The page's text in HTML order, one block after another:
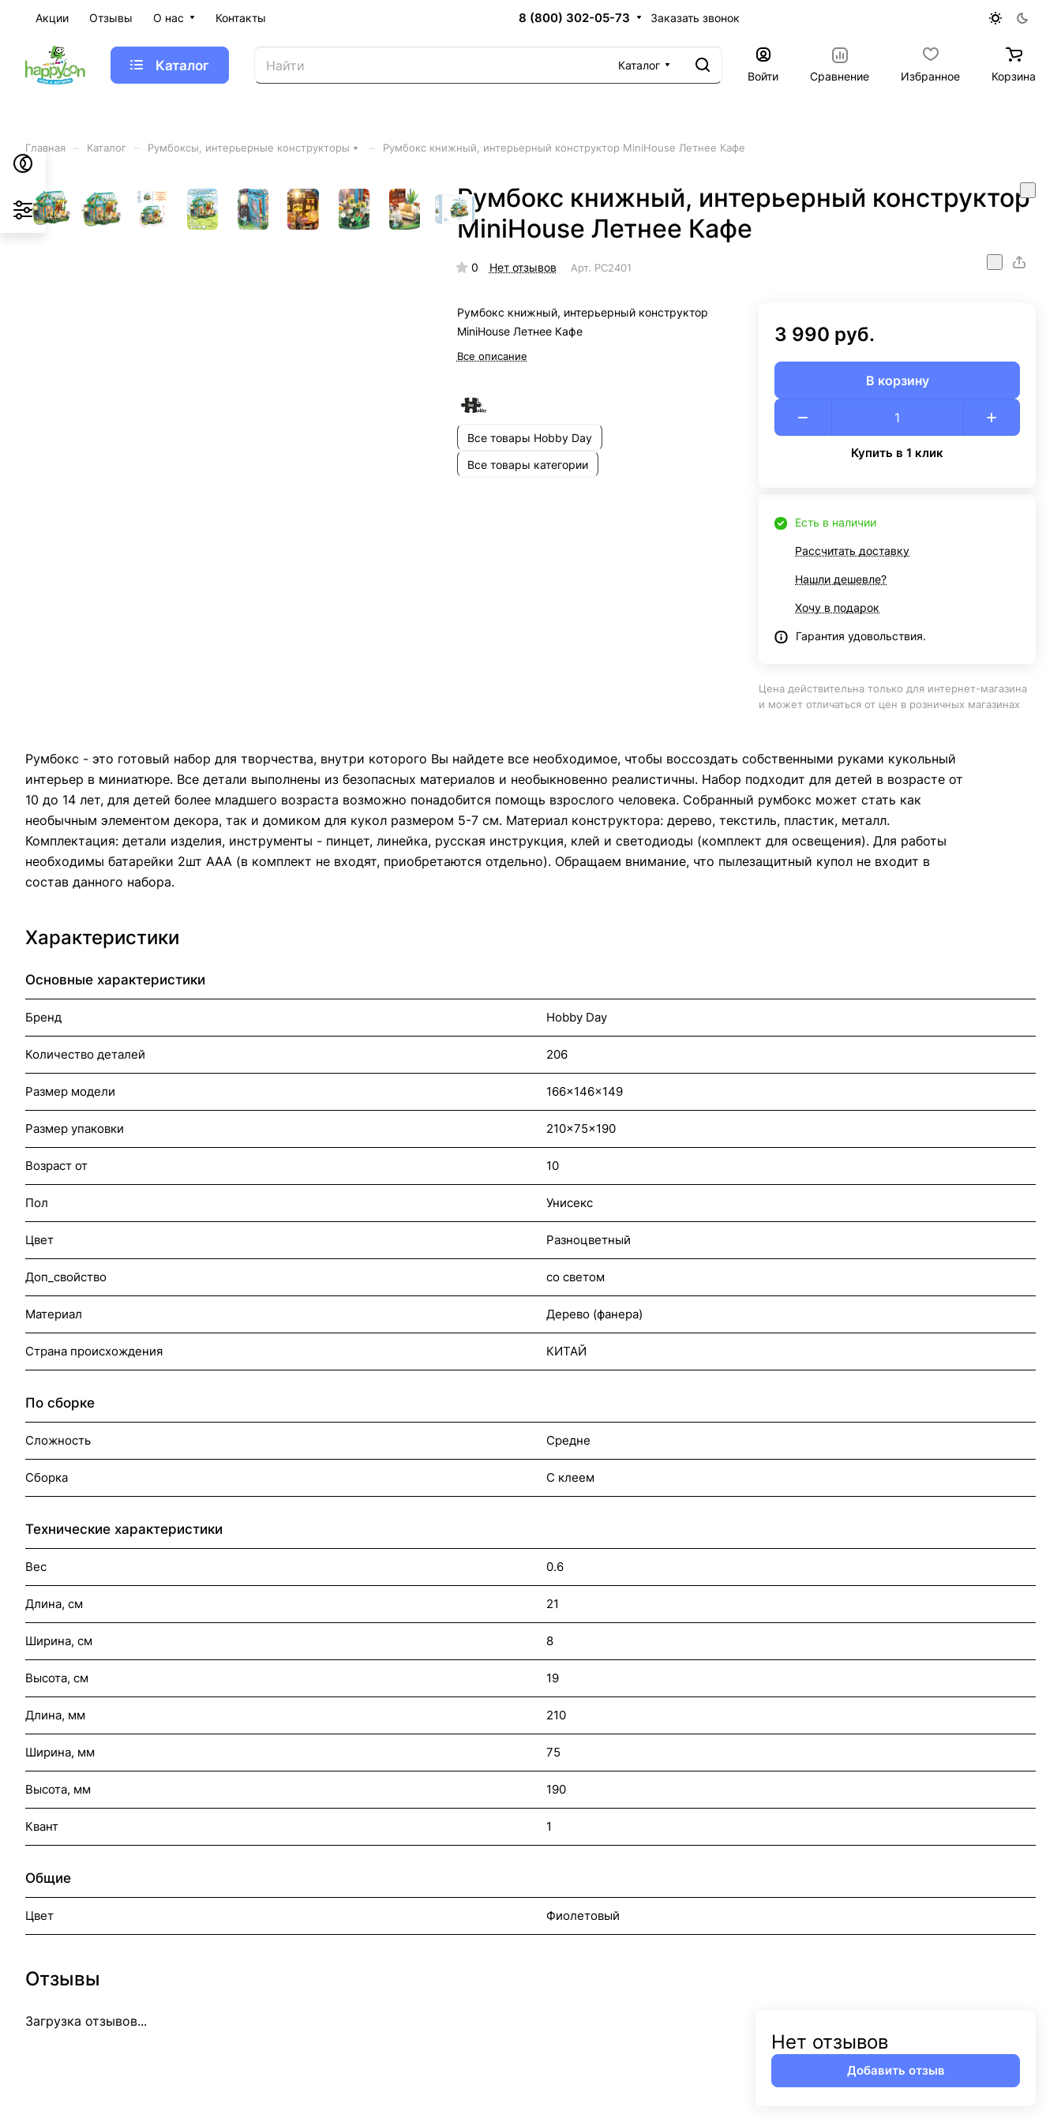
Акции Отзывы О нас Контакты 8 (800) 302-05-73 Заказать звонок
Каталог
Каталог
Войти
Сравнение Избранное Корзина
Главная Каталог Румбоксы, интерьерные конструкторы Румбокс книжный, интерьерный конструктор MiniHouse Летнее Кафе
Румбокс книжный, интерьерный конструктор
MiniHouse Летнее Кафе
0 Нет отзывов Арт. PC2401
Румбокс книжный, интерьерный конструктор
MiniHouse Летнее Кафе
Все описание
Все товары Hobby Day
Все товары категории
3 990 руб.
В корзину
Купить в 1 клик
Есть в наличии
Рассчитать доставку
Нашли дешевле?
Хочу в подарок
Гарантия удовольствия.
Цена действительна только для интернет-магазина
и может отличаться от цен в розничных магазинах
Румбокс - это готовый набор для творчества, внутри которого Вы найдете все необходимое, чтобы воссоздать собственными руками кукольный
интерьер в миниатюре. Все детали выполнены из безопасных материалов и необыкновенно реалистичны. Набор подходит для детей в возрасте от
10 до 14 лет, для детей более младшего возраста возможно понадобится помощь взрослого человека. Собранный румбокс может стать как
необычным элементом декора, так и домиком для кукол размером 5-7 см. Материал конструктора: дерево, текстиль, пластик, металл.
Комплектация: детали изделия, инструменты - пинцет, линейка, русская инструкция, клей и светодиоды (комплект для освещения). Для работы
необходимы батарейки 2шт ААА (в комплект не входят, приобретаются отдельно). Обращаем внимание, что пылезащитный купол не входит в
состав данного набора.
Характеристики
Основные характеристики
Бренд Hobby Day
Количество деталей 206
Размер модели 166x146x149
Размер упаковки 210x75x190
Возраст от 10
Пол Унисекс
Цвет Разноцветный
Доп_свойство со светом
Материал Дерево (фанера)
Страна происхождения КИТАЙ
По сборке
Сложность Средне
Сборка С клеем
Технические характеристики
Вес 0.6
Длина, см 21
Ширина, см 8
Высота, см 19
Длина, мм 210
Ширина, мм 75
Высота, мм 190
Квант 1
Общие
Цвет Фиолетовый
Отзывы
Загрузка отзывов...
Нет отзывов
Добавить отзыв